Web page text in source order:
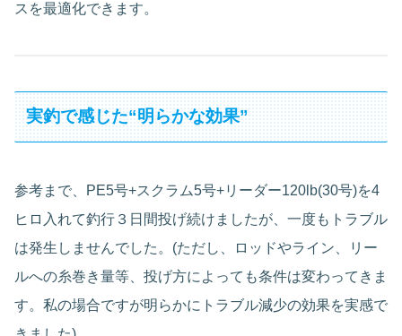
スを最適化できます。
実釣で感じた“明らかな効果”
参考まで、PE5号+スクラム5号+リーダー120lb(30号)を4
ヒロ入れて釣行３日間投げ続けましたが、一度もトラブル
は発生しませんでした。(ただし、ロッドやライン、リー
ルへの糸巻き量等、投げ方によっても条件は変わってきま
す。私の場合ですが明らかにトラブル減少の効果を実感で